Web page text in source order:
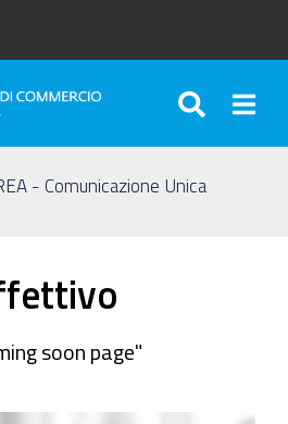
- Comunicazione Unica
soon page"